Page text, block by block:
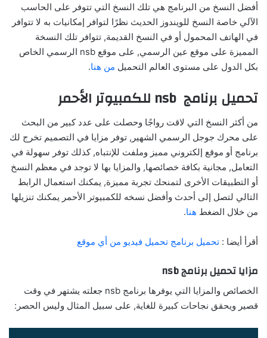
أفضل النسخ من البرنامج هي تلك النسخ التي تتوفر على الحاسب
الآلي خاصة النسخ للويندوز الحديث نظرًا لتوافر إمكانيات به لا تتوافر
في الهاتف المحمول أو في النسخ القديمة, تتوافر تلك النسخة
المميزة على موقع عين الرسمي, على موقع nsb الرسمي الخاص
بكل الدول على مستوى العالم التحميل من هنا.
تحميل برنامج nsb للكمبيوتر الأحمر
من أكثر النسخ التي لاقت رواجًا وحصلت على عدد كبير من البحث
على محرك جوجل الرسمي الشهير, توفر مزايا في التصميم تخرج لك
برنامج أو موقع إلكتروني مميز وملفت للإنتباه, كذلك توفر سهولة في
التعامل, مجانية بكافة خصائصها, والمزايا بها لا توجد في معظم النسخ
أو التطبيقات الأخرى لتمنحك تجربة مميزة, يمكنك استعمال الرابط
التالي لتصل إلى أحدث وأفضل نسخه للكمبيوتر الأحمر يمكنك تنزيلها
من خلال الضغط هنا.
أقرأ أيضا : تحميل برنامج تحميل فيديو من أي موقع
مزايا تحميل برنامج nsb
الخصائص والمزايا التي يوفرها برنامج nsb جعلته يشتهر في وقت
قصير ويحقق نجاحات كبيرة للغاية, على سبيل المثال وليس الحصر: